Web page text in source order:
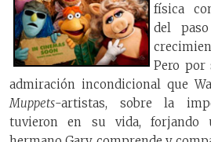
física
del
Pero por
admiración incondicional que
Muppets-artistas, sobre la
tuvieron en su vida, forjando